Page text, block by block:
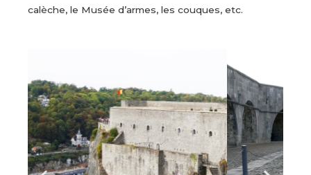
calèche, le Musée d’armes, les couques, etc.